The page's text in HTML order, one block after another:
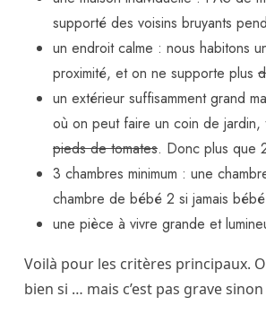
supporté des voisins bruyants
un endroit calme : nous habitons
proximité, et on ne supporte plus
un extérieur suffisamment grand
où on peut faire un coin de
pieds de tomates. Donc plus que
3 chambres minimum : une
chambre de bébé 2 si jamais
une pièce à vivre grande et
Voilà pour les critères principaux.
bien si … mais c’est pas grave sinon